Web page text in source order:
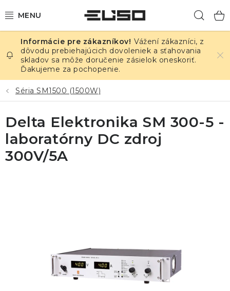
na
ELEKTRINA
TEPLOTA A VLHKOSŤ
TLAK A ÚNIKY
ZÁZNAMNÍKY
KALIBRÁCIA
Vážení zákazníci, z
dôvodu prebiehajúcich dovoleniek a sťahovania
skladov sa môže doručenie zásielok oneskoriť.
Ďakujeme za pochopenie.
Séria SM1500 (1500W)
Delta Elektronika SM 300-5 -
laboratórny DC zdroj
300V/5A